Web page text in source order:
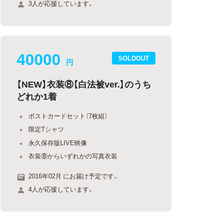
3人が応援しています。
SOLDOUT
40000 円
【NEW】衣装⑧【白法被ver.】のうち
どれか1着
ポストカードセット（7枚組）
限定Tシャツ
永久保存版LIVE映像
衣装⑧からいずれかの写真衣装
2016年02月 にお届け予定です。
4人が応援しています。